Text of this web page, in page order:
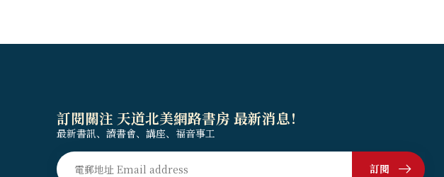
訂閱關注 天道北美網路書房 最新消息！
最新書訊、讀書會、講座、福音事工
訂閱